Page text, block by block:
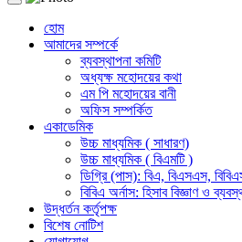
Toggle
navigation
হোম
আমাদের সম্পর্কে
ব্যবস্থাপনা কমিটি
অধ্যক্ষ মহোদয়ের কথা
এম পি মহোদয়ের বানী
অফিস সম্পর্কিত
একাডেমিক
উচ্চ মাধ্যমিক ( সাধারণ)
উচ্চ মাধ্যমিক ( বিএমটি )
ডিগ্রি (পাস): বিএ, বিএসএস,
বিবিএ অর্নাস: হিসাব বিজ্ঞাণ ও
উদ্ধর্তন কর্তৃপক্ষ
বিশেষ নোটিশ